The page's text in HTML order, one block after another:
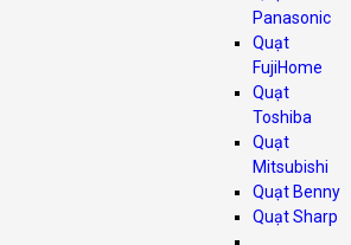
Panasonic
Quạt
FujiHome
Quạt
Toshiba
Quạt
Mitsubishi
Quạt Benny
Quạt Sharp